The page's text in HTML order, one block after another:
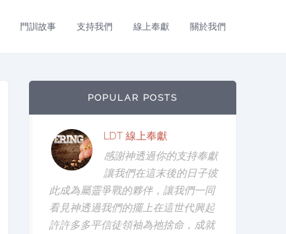
門訓故事 支持我們 線上奉獻 關於我們
POPULAR POSTS
LDT 線上奉獻
感謝神透過你的支持奉獻
讓我們在這末後的日子彼
此成為屬靈爭戰的夥伴，讓我們一同
看見神透過我們的擺上在這世代興起
許許多多平信徒領袖為祂捨命，成就